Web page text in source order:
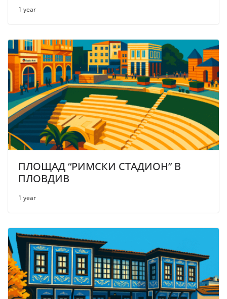
1 year
ПЛОЩАД “РИМСКИ СТАДИОН” В
ПЛОВДИВ
1 year